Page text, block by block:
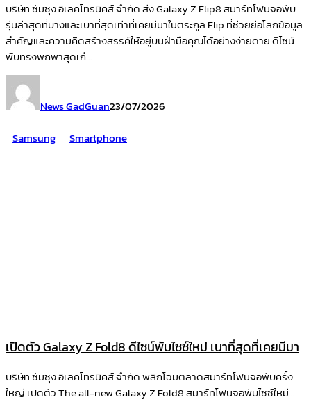
บริษัท ซัมซุง อิเลคโทรนิคส์ จำกัด ส่ง Galaxy Z Flip8 สมาร์ทโฟนจอพับ
รุ่นล่าสุดที่บางและเบาที่สุดเท่าที่เคยมีมาในตระกูล Flip ที่ช่วยย่อโลกข้อมูล
สำคัญและความคิดสร้างสรรค์ให้อยู่บนฝ่ามือคุณได้อย่างง่ายดาย ดีไซน์
พับทรงพกพาสุดเก๋...
News GadGuan23/07/2026
Samsung
Smartphone
เปิดตัว Galaxy Z Fold8 ดีไซน์พับไซซ์ใหม่ เบาที่สุดที่เคยมีมา
บริษัท ซัมซุง อิเลคโทรนิคส์ จำกัด พลิกโฉมตลาดสมาร์ทโฟนจอพับครั้ง
ใหญ่ เปิดตัว The all-new Galaxy Z Fold8 สมาร์ทโฟนจอพับไซซ์ใหม่...